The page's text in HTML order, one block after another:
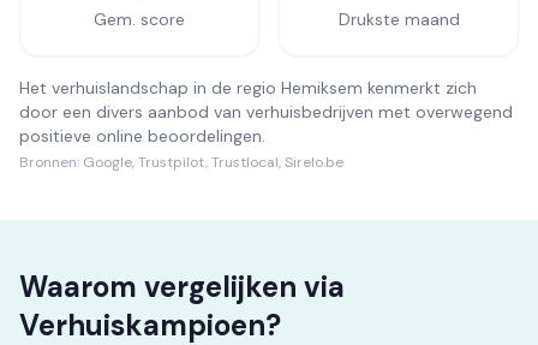
Gem. score Drukste maand
Het verhuislandschap in de regio Hemiksem kenmerkt zich
door een divers aanbod van verhuisbedrijven met overwegend
positieve online beoordelingen.
Bronnen: Google, Trustpilot, Trustlocal, Sirelo.be
Waarom vergelijken via
Verhuiskampioen?